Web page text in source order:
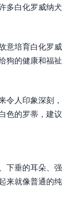
多白化罗威纳犬
意培育白化罗威
狗的健康和福祉
令人印象深刻，
色的罗蒂，建议
下垂的耳朵、强
来就像普通的纯